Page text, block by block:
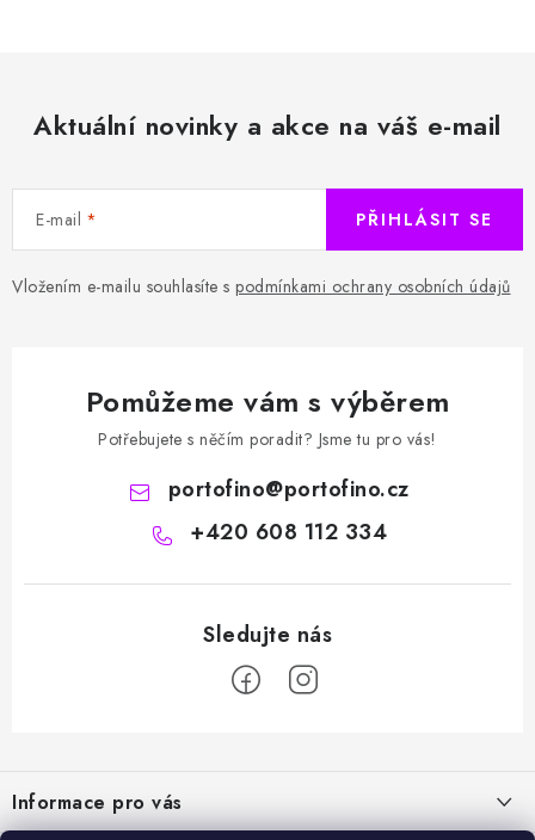
Aktuální novinky a akce na váš e-mail
E-mail
Vložením e-mailu souhlasíte s podmínkami ochrany osobních údajů
PŘIHLÁSIT SE
Pomůžeme vám s výběrem
Potřebujete s něčím poradit? Jsme tu pro vás!
portofino@portofino.cz
+420 608 112 334
pInformace pro vás